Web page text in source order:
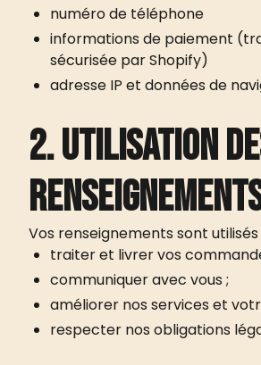
CAFÉ CROISSOUND CAFÉ
numéro de téléphone
informations de paiement
sécurisée par Shopify)
adresse IP et données de
2. Utilisation
Vos renseignements sont utilisés
traiter et livrer vos
communiquer avec vous ;
améliorer nos services et
respecter nos obligations